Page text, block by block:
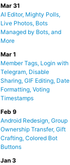
Mar 31
AI Editor, Mighty Polls,
Live Photos, Bots
Managed by Bots, and
More
Mar 1
Member Tags, Login with
Telegram, Disable
Sharing, GIF Editing, Date
Formatting, Voting
Timestamps
Feb 9
Android Redesign, Group
Ownership Transfer, Gift
Crafting, Colored Bot
Buttons
Jan 3